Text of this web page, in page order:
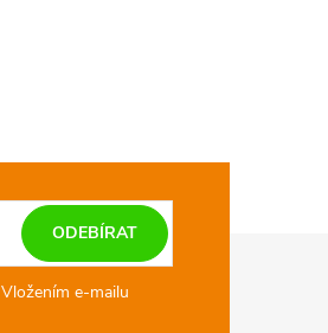
Vložením e-mailu
ODEBÍRAT